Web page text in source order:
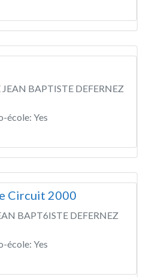
JEAN BAPTISTE DEFERNEZ
école: Yes
Circuit 2000
BAPT6ISTE DEFERNEZ
école: Yes